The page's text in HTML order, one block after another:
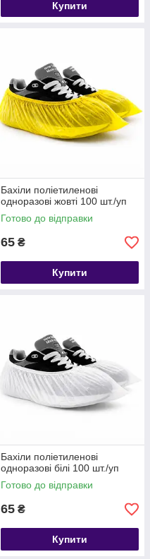
Купити
Бахіли поліетиленові
одноразові жовті 100 шт./уп
Готово до відправки
65 ₴
Купити
Бахіли поліетиленові
одноразові білі 100 шт./уп
Готово до відправки
65 ₴
Купити